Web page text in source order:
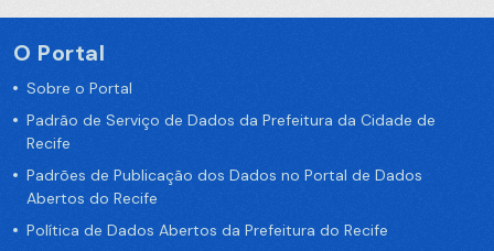
O Portal
Sobre o Portal
Padrão de Serviço de Dados da Prefeitura da Cidade de
Recife
Padrões de Publicação dos Dados no Portal de Dados
Abertos do Recife
Política de Dados Abertos da Prefeitura do Recife